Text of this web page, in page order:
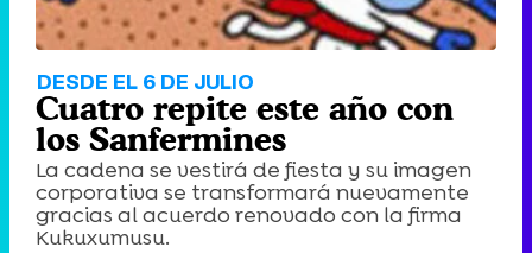
DESDE EL 6 DE JULIO
Cuatro repite este año con
los Sanfermines
La cadena se vestirá de fiesta y su imagen
corporativa se transformará nuevamente
gracias al acuerdo renovado con la firma
Kukuxumusu.